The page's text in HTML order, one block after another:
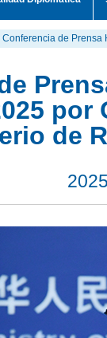
Conferencia de Prensa
por
de